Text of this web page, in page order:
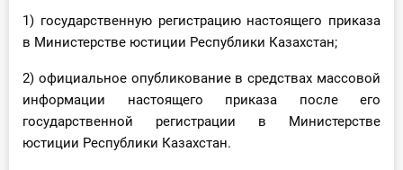
Интернет-магазин
Обучение
Тарифы
1) государственную регистрацию настоящего приказа
в Министерстве юстиции Республики Казахстан;
2) официальное опубликование в средствах массовой
информации настоящего приказа после его
государственной регистрации в Министерстве
юстиции Республики Казахстан.